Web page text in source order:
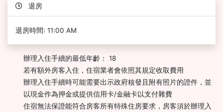
退房
退房時間: 11:00 AM
辦理入住手續的最低年齡： 18
若有額外房客入住，住宿業者會依照其規定收取費用
辦理入住手續時可能需要出示政府核發且附有照片的證件，並
以現金作為押金或提供信用卡/金融卡以支付雜費
住宿無法保證能符合房客所有特殊住房要求，房客須於辦理入